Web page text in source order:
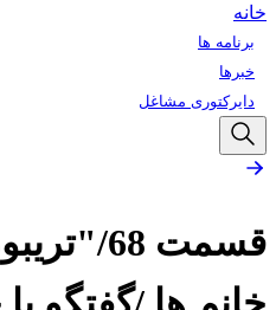
خانه
برنامه ها
خبرها
دایرکتوری مشاغل
قسمت